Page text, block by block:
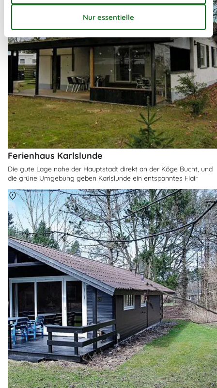
Ferienhaus Karlslunde
Die gute Lage nahe der Hauptstadt direkt an der Köge Bucht, und
die grüne Umgebung geben Karlslunde ein entspanntes Flair
ÜberHald